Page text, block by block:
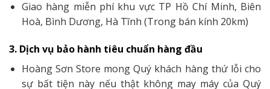
Chuột, Lót chuột.
–Khi mua PC: Bàn phím, Chuột, Lót chuột
– Khi mua iPhone, iPad, Apple Watch
sạc, ốp lưng, cường lực.
Khách hàng được hỗ trợ cài đặt phần mềm, vệ sinh